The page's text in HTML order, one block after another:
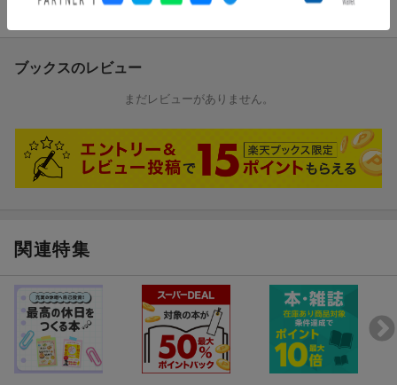
商品レビュー
ブックスのレビュー
まだレビューがありません。
関連特集